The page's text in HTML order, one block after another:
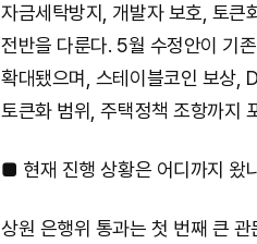
자금세탁방지, 개발자 보호, 토큰
전반을 다룬다. 5월 수정안이 기
확대됐으며, 스테이블코인 보상,
토큰화 범위, 주택정책 조항까지
■ 현재 진행 상황은 어디까지 왔
상원 은행위 통과는 첫 번째 큰